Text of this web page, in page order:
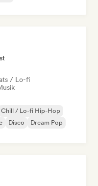
/ Lo-fi
Chill / Lo-fi Hip-Hop
Disco
Dream Pop